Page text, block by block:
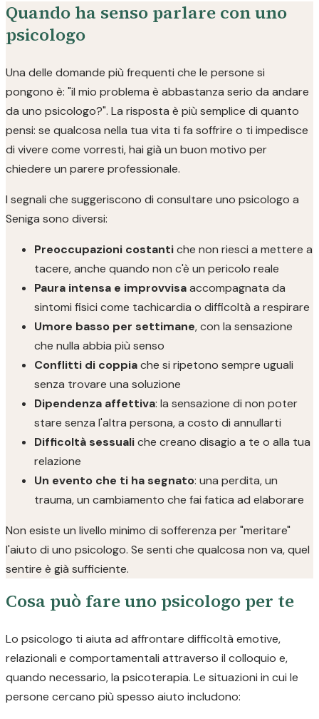
Quando ha senso parlare con uno
psicologo
Una delle domande più frequenti che le persone si
pongono è: "il mio problema è abbastanza serio da andare
da uno psicologo?". La risposta è più semplice di quanto
pensi: se qualcosa nella tua vita ti fa soffrire o ti impedisce
di vivere come vorresti, hai già un buon motivo per
chiedere un parere professionale.
I segnali che suggeriscono di consultare uno psicologo a
Seniga sono diversi:
Preoccupazioni costantiche non riesci a mettere a
tacere, anche quando non c'è un pericolo reale
Paura intensa e improvvisaaccompagnata da
sintomi fisici come tachicardia o difficoltà a respirare
Umore basso per settimane, con la sensazione
che nulla abbia più senso
Conflitti di coppiache si ripetono sempre uguali
senza trovare una soluzione
Dipendenza affettiva: la sensazione di non poter
stare senza l'altra persona, a costo di annullarti
Difficoltà sessualiche creano disagio a te o alla tua
relazione
Un evento che ti ha segnato: una perdita, un
trauma, un cambiamento che fai fatica ad elaborare
Non esiste un livello minimo di sofferenza per "meritare"
l'aiuto di uno psicologo. Se senti che qualcosa non va, quel
sentire è già sufficiente.
Cosa può fare uno psicologo per te
Lo psicologo ti aiuta ad affrontare difficoltà emotive,
relazionali e comportamentali attraverso il colloquio e,
quando necessario, la psicoterapia. Le situazioni in cui le
persone cercano più spesso aiuto includono: